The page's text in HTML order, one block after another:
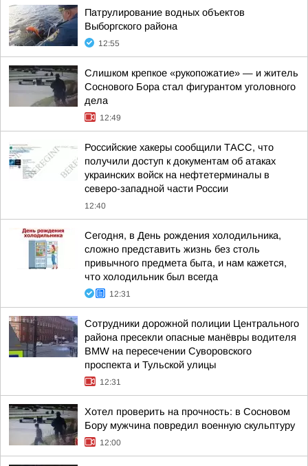
Патрулирование водных объектов
Выборгского района
12:55
Слишком крепкое «рукопожатие» — и житель
Соснового Бора стал фигурантом уголовного
дела
12:49
Российские хакеры сообщили ТАСС, что
получили доступ к документам об атаках
украинских войск на нефтетерминалы в
северо-западной части России
12:40
Сегодня, в День рождения холодильника,
сложно представить жизнь без столь
привычного предмета быта, и нам кажется,
что холодильник был всегда
12:31
Сотрудники дорожной полиции Центрального
района пресекли опасные манёвры водителя
BMW на пересечении Суворовского
проспекта и Тульской улицы
12:31
Хотел проверить на прочность: в Сосновом
Бору мужчина повредил военную скульптуру
12:00